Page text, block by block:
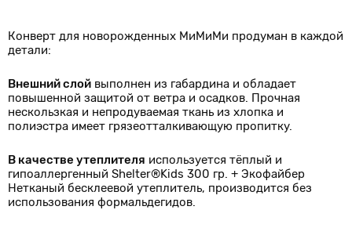
Конверт для новорожденных МиМиМи продуман в каждой
детали:
Внешний слой выполнен из габардина и обладает
повышенной защитой от ветра и осадков. Прочная
нескользкая и непродуваемая ткань из хлопка и
полиэстра имеет грязеотталкивающую пропитку.
В качестве утеплителя используется тёплый и
гипоаллергенный Shelter®Kids 300 гр. + Экофайбер
Нетканый бесклеевой утеплитель, производится без
использования формальдегидов.